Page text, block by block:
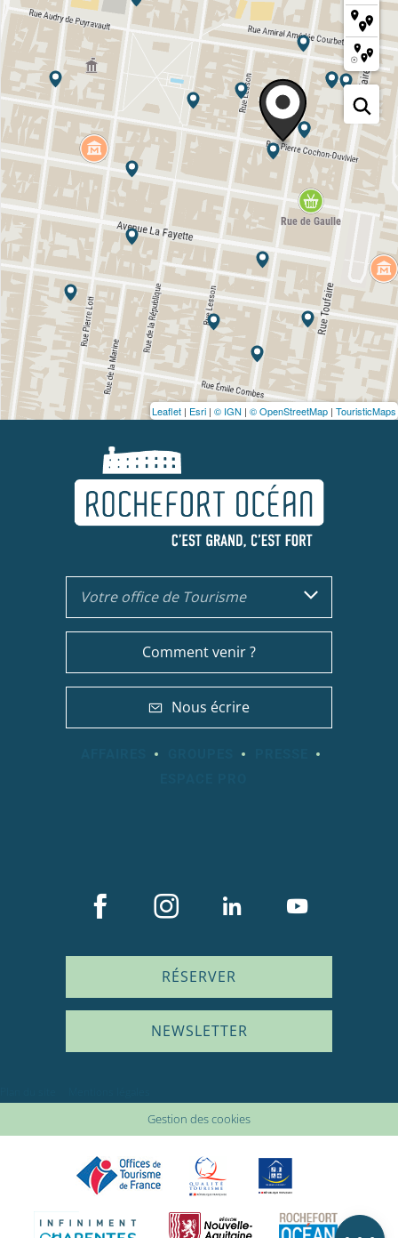
Carte
Leaflet | Esri | © IGN | © OpenStreetMap | TouristicMaps
Votre office de Tourisme
Comment venir ?
Nous écrire
RÉSERVER
NEWSLETTER
Gestion des cookies